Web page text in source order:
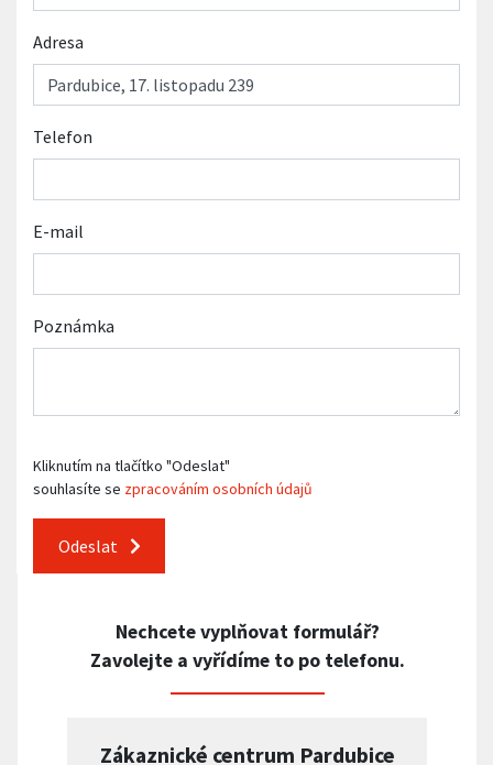
Adresa
Telefon
E-mail
Poznámka
Kliknutím na tlačítko "Odeslat"
souhlasíte se zpracováním osobních údajů
Odeslat
Nechcete vyplňovat formulář?
Zavolejte a vyřídíme to po telefonu.
Zákaznické centrum Pardubice